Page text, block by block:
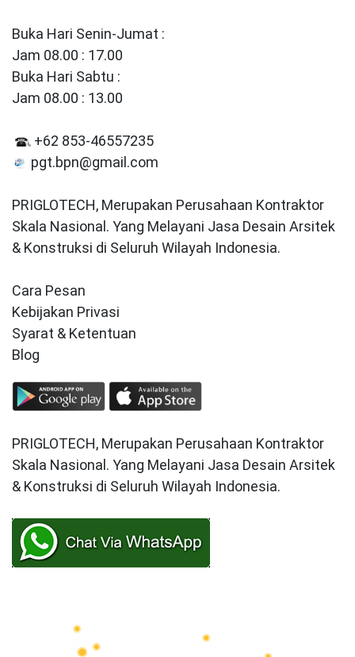
Buka Hari Senin-Jumat :
Jam 08.00 : 17.00
Buka Hari Sabtu :
Jam 08.00 : 13.00
+62 853-46557235
pgt.bpn@gmail.com
PRIGLOTECH, Merupakan Perusahaan Kontraktor
Skala Nasional. Yang Melayani Jasa Desain Arsitek
& Konstruksi di Seluruh Wilayah Indonesia.
Cara Pesan
Kebijakan Privasi
Syarat & Ketentuan
Blog
PRIGLOTECH, Merupakan Perusahaan Kontraktor
Skala Nasional. Yang Melayani Jasa Desain Arsitek
& Konstruksi di Seluruh Wilayah Indonesia.